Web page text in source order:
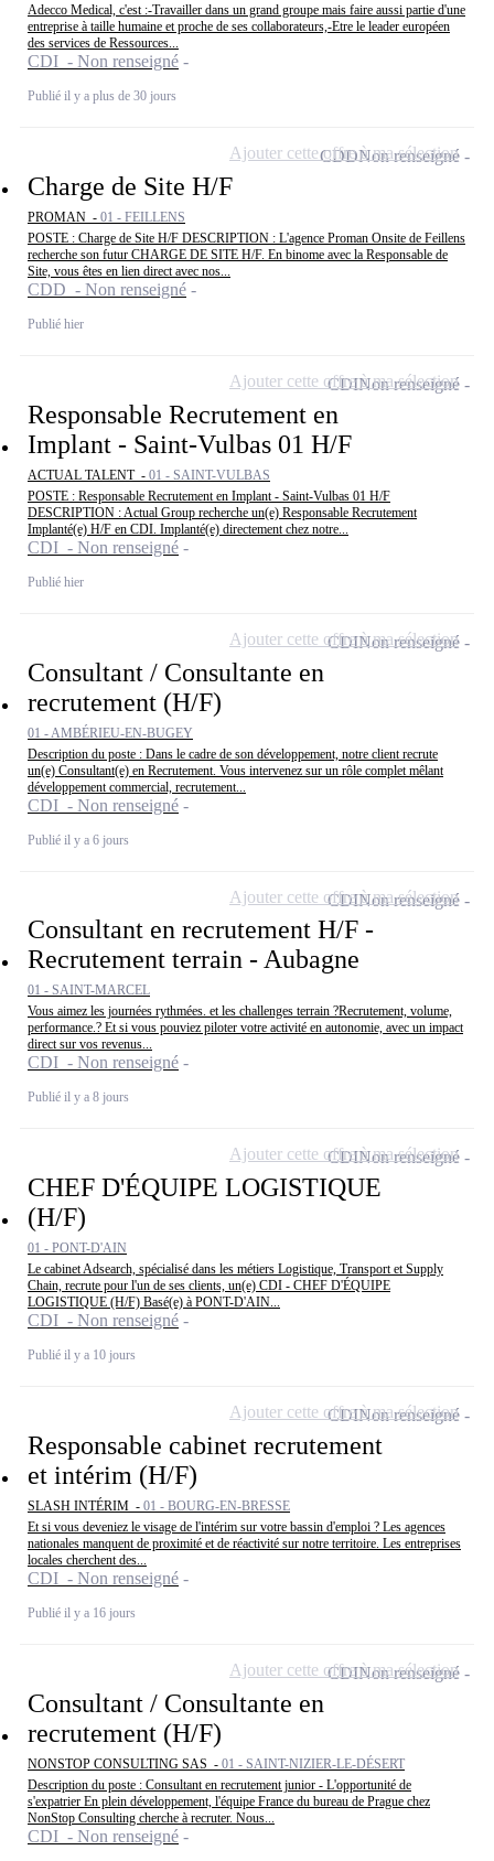
Adecco Medical, c'est :-Travailler dans un grand groupe mais faire aussi partie d'une
entreprise à taille humaine et proche de ses collaborateurs,-Etre le leader européen
des services de Ressources...
CDI - Non renseigné
Publié il y a plus de 30 jours
Charge de Site H/F
PROMAN - 01 - FEILLENS
POSTE : Charge de Site H/F DESCRIPTION : L'agence Proman Onsite de Feillens
recherche son futur CHARGE DE SITE H/F. En binome avec la Responsable de
Site, vous êtes en lien direct avec nos...
CDD - Non renseigné
Publié hier
CDDNon renseigné
Ajouter cette offre à ma sélection
Responsable Recrutement en
Implant - Saint-Vulbas 01 H/F
ACTUAL TALENT - 01 - SAINT-VULBAS
POSTE : Responsable Recrutement en Implant - Saint-Vulbas 01 H/F
DESCRIPTION : Actual Group recherche un(e) Responsable Recrutement
Implanté(e) H/F en CDI. Implanté(e) directement chez notre...
CDI - Non renseigné
Publié hier
CDINon renseigné
Ajouter cette offre à ma sélection
Consultant / Consultante en
recrutement (H/F)
01 - AMBÉRIEU-EN-BUGEY
Description du poste : Dans le cadre de son développement, notre client recrute
un(e) Consultant(e) en Recrutement. Vous intervenez sur un rôle complet mêlant
développement commercial, recrutement...
CDI - Non renseigné
Publié il y a 6 jours
CDINon renseigné
Ajouter cette offre à ma sélection
Consultant en recrutement H/F -
Recrutement terrain - Aubagne
01 - SAINT-MARCEL
Vous aimez les journées rythmées. et les challenges terrain ?Recrutement, volume,
performance.? Et si vous pouviez piloter votre activité en autonomie, avec un impact
direct sur vos revenus...
CDI - Non renseigné
Publié il y a 8 jours
CDINon renseigné
Ajouter cette offre à ma sélection
CHEF D'ÉQUIPE LOGISTIQUE
(H/F)
01 - PONT-D'AIN
Le cabinet Adsearch, spécialisé dans les métiers Logistique, Transport et Supply
Chain, recrute pour l'un de ses clients, un(e) CDI - CHEF D'ÉQUIPE
LOGISTIQUE (H/F) Basé(e) à PONT-D'AIN...
CDI - Non renseigné
Publié il y a 10 jours
CDINon renseigné
Ajouter cette offre à ma sélection
Responsable cabinet recrutement
et intérim (H/F)
SLASH INTÉRIM - 01 - BOURG-EN-BRESSE
Et si vous deveniez le visage de l'intérim sur votre bassin d'emploi ? Les agences
nationales manquent de proximité et de réactivité sur notre territoire. Les entreprises
locales cherchent des...
CDI - Non renseigné
Publié il y a 16 jours
CDINon renseigné
Ajouter cette offre à ma sélection
Consultant / Consultante en
recrutement (H/F)
NONSTOP CONSULTING SAS - 01 - SAINT-NIZIER-LE-DÉSERT
Description du poste : Consultant en recrutement junior - L'opportunité de
s'expatrier En plein développement, l'équipe France du bureau de Prague chez
NonStop Consulting cherche à recruter. Nous...
CDI - Non renseigné
CDINon renseigné
Ajouter cette offre à ma sélection